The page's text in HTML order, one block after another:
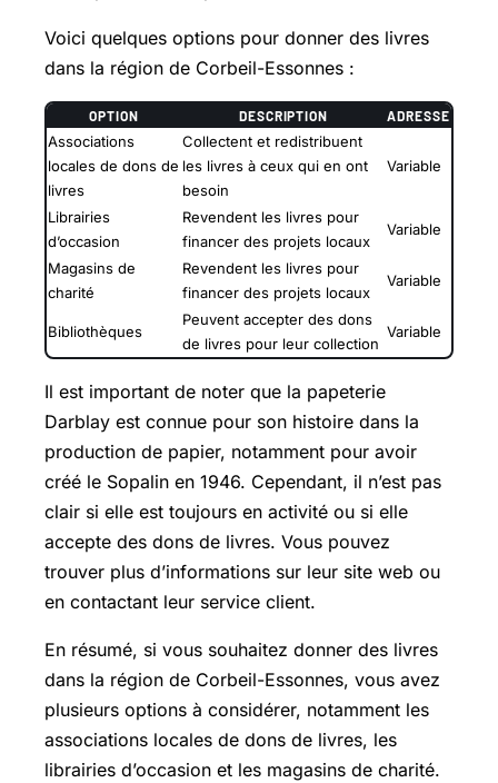
Voici quelques options pour donner des livres
dans la région de Corbeil-Essonnes :
OPTION DESCRIPTION ADRESSE
Associations
locales de dons de
livres
Collectent et redistribuent
les livres à ceux qui en ont
besoin
Variable
Librairies
d’occasion
Revendent les livres pour
financer des projets locaux
Variable
Magasins de
charité
Revendent les livres pour
financer des projets locaux
Variable
Bibliothèques
Peuvent accepter des dons
de livres pour leur collection
Variable
Il est important de noter que la papeterie
Darblay est connue pour son histoire dans la
production de papier, notamment pour avoir
créé le Sopalin en 1946. Cependant, il n’est pas
clair si elle est toujours en activité ou si elle
accepte des dons de livres. Vous pouvez
trouver plus d’informations sur leur site web ou
en contactant leur service client.
En résumé, si vous souhaitez donner des livres
dans la région de Corbeil-Essonnes, vous avez
plusieurs options à considérer, notamment les
associations locales de dons de livres, les
librairies d’occasion et les magasins de charité.